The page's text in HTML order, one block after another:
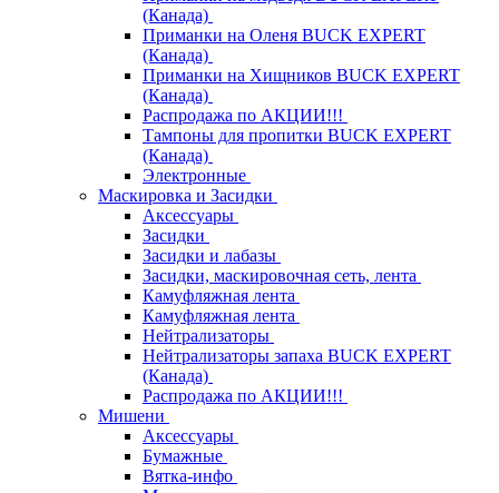
(Канада)
Приманки на Оленя BUCK EXPERT
(Канада)
Приманки на Хищников BUCK EXPERT
(Канада)
Распродажа по АКЦИИ!!!
Тампоны для пропитки BUCK EXPERT
(Канада)
Электронные
Маскировка и Засидки
Аксессуары
Засидки
Засидки и лабазы
Засидки, маскировочная сеть, лента
Камуфляжная лента
Камуфляжная лента
Нейтрализаторы
Нейтрализаторы запаха BUCK EXPERT
(Канада)
Распродажа по АКЦИИ!!!
Мишени
Аксессуары
Бумажные
Вятка-инфо